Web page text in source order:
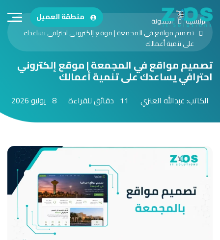
منطقة العميل الرئيسية
المدونة
تصميم مواقع في المجمعة | موقع إلكتروني احترافي يساعدك
على تنمية أعمالك
تصميم مواقع في المجمعة | موقع إلكتروني
احترافي يساعدك على تنمية أعمالك
الكاتب: عبدالله العنزي 11 دقائق للقراءة 8 يوليو 2026